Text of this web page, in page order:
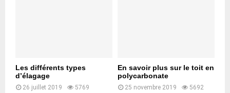
Les différents types
d’élagage
26 juillet 2019 5769
En savoir plus sur le toit en
polycarbonate
25 novembre 2019 5692